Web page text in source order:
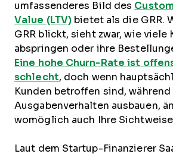
umfassenderes Bild des
Value (LTV) bietet als die GRR.
GRR blickt, sieht zwar, wie viele
abspringen oder ihre
Eine hohe Churn-Rate ist
schlecht, doch wenn
Kunden betroffen sind, während
Ausgabenverhalten ausbauen,
womöglich auch Ihre
Laut dem Startup-Finanzierer